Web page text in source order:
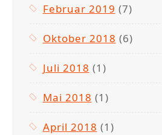
Februar 2019 (7)
Oktober 2018 (6)
Juli 2018 (1)
Mai 2018 (1)
April 2018 (1)